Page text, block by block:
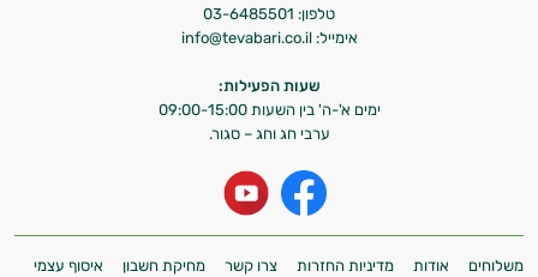
טלפון: 03-6485501
אימייל: info@tevabari.co.il
שעות הפעילות:
ימים א'-ה' בין השעות 09:00-15:00
ערבי חג וחג – סגור.
משלוחים אודות מדיניות החזרות צרו קשר מחיקת חשבון
איסוף עצמי